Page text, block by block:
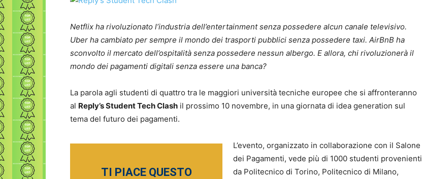
Netflix ha rivoluzionato l’industria dell’entertainment senza possedere alcun canale televisivo.
Uber ha cambiato per sempre il mondo dei trasporti pubblici senza possedere taxi. AirBnB ha
sconvolto il mercato dell’ospitalità senza possedere nessun albergo. E allora, chi rivoluzionerà il
mondo dei pagamenti digitali senza essere una banca?
La parola agli studenti di quattro tra le maggiori università tecniche europee che si affronteranno
al Reply’s Student Tech Clash il prossimo 10 novembre, in una giornata di idea generation sul
tema del futuro dei pagamenti.
TI PIACE QUESTO
L’evento, organizzato in collaborazione con il Salone
dei Pagamenti, vede più di 1000 studenti provenienti
da Politecnico di Torino, Politecnico di Milano,